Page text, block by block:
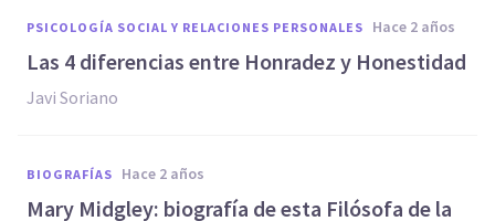
PSICOLOGÍA SOCIAL Y RELACIONES PERSONALES hace 2 años
Las 4 diferencias entre Honradez y Honestidad
Javi Soriano
BIOGRAFÍAS hace 2 años
Mary Midgley: biografía de esta Filósofa de la